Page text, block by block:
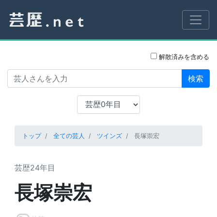
解散済みを含める
検索
トップ 全ての芸人 ツインズ 長塚崇宏
芸歴24年目
長塚崇宏